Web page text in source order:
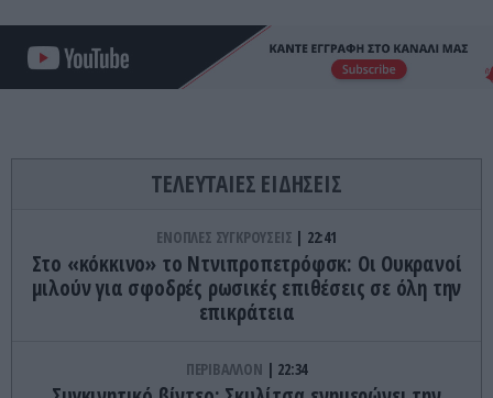
ΤΕΛΕΥΤΑΙΕΣ ΕΙΔΗΣΕΙΣ
ΕΝΟΠΛΕΣ ΣΥΓΚΡΟΥΣΕΙΣ 22:41
Στο «κόκκινο» το Ντνιπροπετρόφσκ: Οι Ουκρανοί
μιλούν για σφοδρές ρωσικές επιθέσεις σε όλη την
επικράτεια
ΠΕΡΙΒΑΛΛΟΝ 22:34